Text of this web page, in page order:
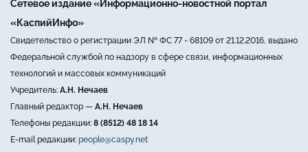
Сетевое издание «Информационно-новостной портал
«КаспийИнфо»
Свидетельство о регистрации ЭЛ № ФС 77 - 68109 от 21.12.2016, выдано
Федеральной службой по надзору в сфере связи, информационных
технологий и массовых коммуникаций
Учредитель: А.Н. Нечаев
Главный редактор — А.Н. Нечаев
Телефоны редакции: 8 (8512) 48 18 14
E-mail редакции: people@caspy.net